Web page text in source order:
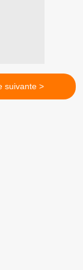
suivante >